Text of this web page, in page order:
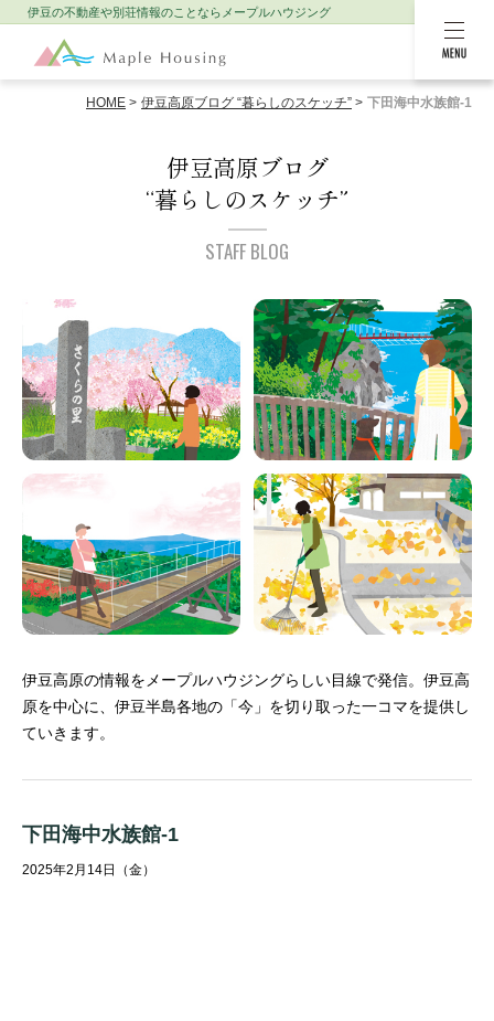
MENU
伊豆の不動産や別荘情報のことなら メープルハウジング
HOME 伊豆高原ブログ “暮らしのスケッチ” 下田海中水族館-1
伊豆高原ブログ
“暮らしのスケッチ”
STAFF BLOG
伊豆高原の情報をメープルハウジングらしい目線で発信。 伊豆高
原を中心に、伊豆半島各地の「今」を切り取った一コマを提供し
ていきます。
下田海中水族館-1
2025年2月14日（金）